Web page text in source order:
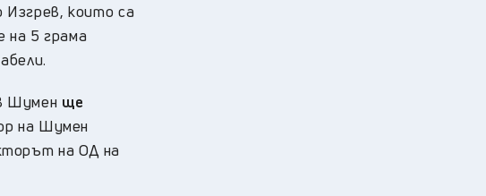
Изгрев, които са
на 5 грама
Шумен ще
на Шумен
на ОД на